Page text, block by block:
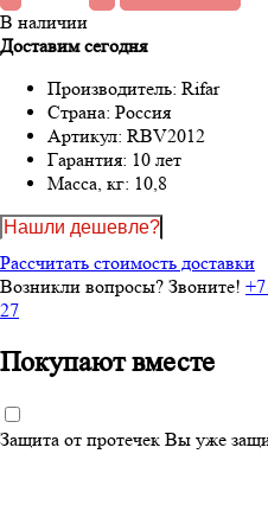
В наличии
Доставим сегодня
Производитель: Rifar
Страна: Россия
Артикул: RBV2012
Гарантия: 10 лет
Масса, кг: 10,8
Нашли дешевле?
Рассчитать стоимость доставки
Возникли вопросы? Звоните!
27
Покупают вместе
Защита от протечек Вы уже